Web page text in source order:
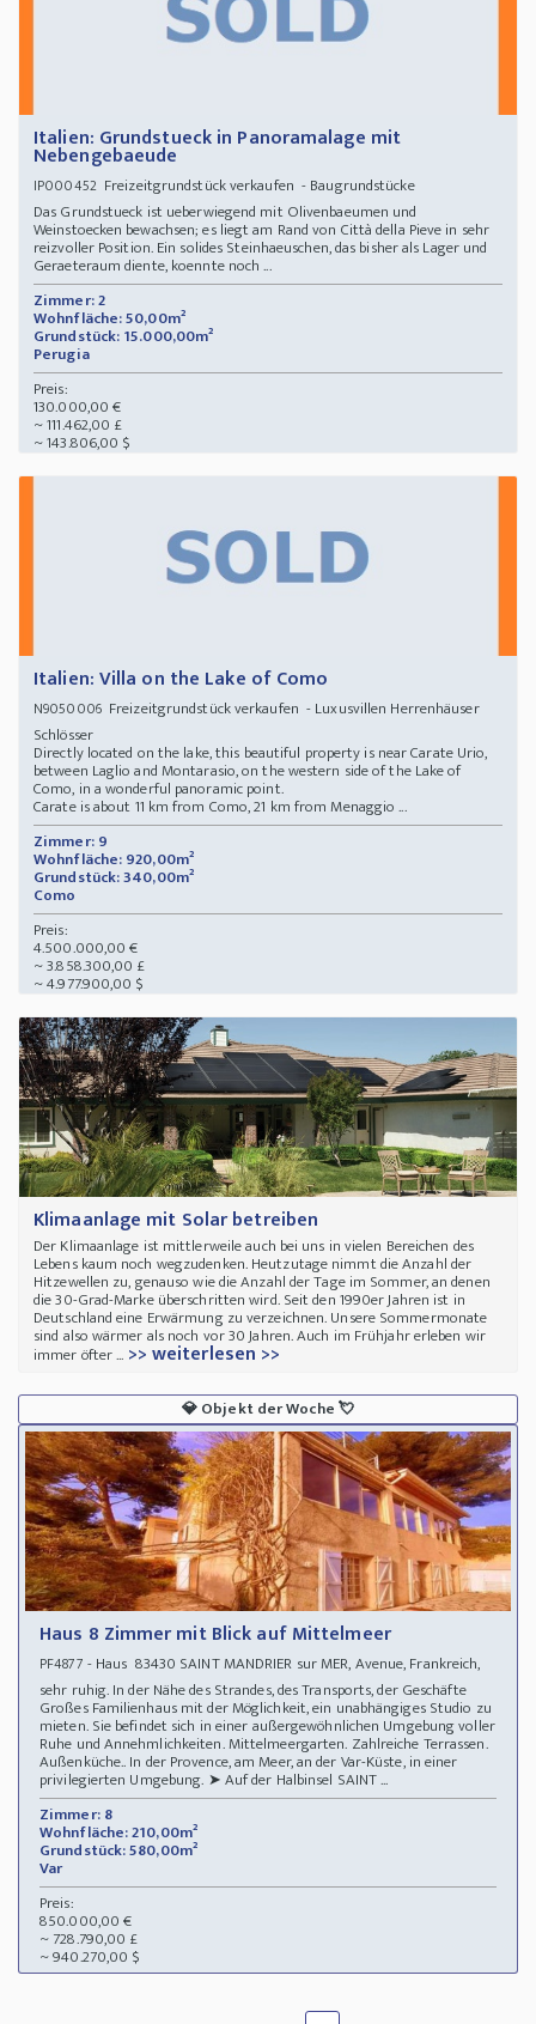
Italien: Grundstueck in Panoramalage mit
Nebengebaeude
IP000452Freizeitgrundstück verkaufen - Baugrundstücke
Das Grundstueck ist ueberwiegend mit Olivenbaeumen und
Weinstoecken bewachsen; es liegt am Rand von Città della Pieve in sehr
reizvoller Position. Ein solides Steinhaeuschen, das bisher als Lager und
Geraeteraum diente, koennte noch ...
Zimmer: 2
Wohnfläche: 50,00m²
Grundstück: 15.000,00m²
Perugia
Preis:
130.000,00 €
~ 111.462,00 £
~ 143.806,00 $
Italien: Villa on the Lake of Como
N9050006Freizeitgrundstück verkaufen - Luxusvillen Herrenhäuser
Schlösser
Directly located on the lake, this beautiful property is near Carate Urio,
between Laglio and Montarasio, on the western side of the Lake of
Como, in a wonderful panoramic point.
Carate is about 11 km from Como, 21 km from Menaggio ...
Zimmer: 9
Wohnfläche: 920,00m²
Grundstück: 340,00m²
Como
Preis:
4.500.000,00 €
~ 3.858.300,00 £
~ 4.977.900,00 $
Klimaanlage mit Solar betreiben
Der Klimaanlage ist mittlerweile auch bei uns in vielen Bereichen des
Lebens kaum noch wegzudenken. Heutzutage nimmt die Anzahl der
Hitzewellen zu, genauso wie die Anzahl der Tage im Sommer, an denen
die 30-Grad-Marke überschritten wird. Seit den 1990er Jahren ist in
Deutschland eine Erwärmung zu verzeichnen. Unsere Sommermonate
sind also wärmer als noch vor 30 Jahren. Auch im Frühjahr erleben wir
immer öfter ... >> weiterlesen >>
💎Objekt der Woche💘
Haus 8 Zimmer mit Blick auf Mittelmeer
PF4877 - Haus 83430 SAINT MANDRIER sur MER, Avenue, Frankreich,
sehr ruhig. In der Nähe des Strandes, des Transports, der Geschäfte
Großes Familienhaus mit der Möglichkeit, ein unabhängiges Studio zu
mieten. Sie befindet sich in einer außergewöhnlichen Umgebung voller
Ruhe und Annehmlichkeiten. Mittelmeergarten. Zahlreiche Terrassen.
Außenküche.. In der Provence, am Meer, an der Var-Küste, in einer
privilegierten Umgebung. ➤ Auf der Halbinsel SAINT ...
Zimmer: 8
Wohnfläche: 210,00m²
Grundstück: 580,00m²
Var
Preis:
850.000,00 €
~ 728.790,00 £
~ 940.270,00 $